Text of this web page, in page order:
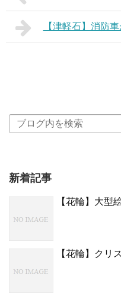
【津軽石】消防
新着記事
【花輪】大型
【花輪】クリ